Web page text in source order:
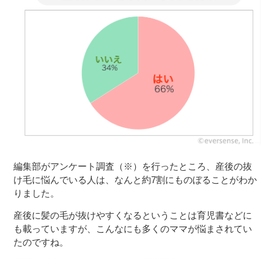
編集部がアンケート調査（※）を行ったところ、産後の抜
け毛に悩んでいる人は、なんと約7割にものぼることがわか
りました。
産後に髪の毛が抜けやすくなるということは育児書などに
も載っていますが、こんなにも多くのママが悩まされてい
たのですね。